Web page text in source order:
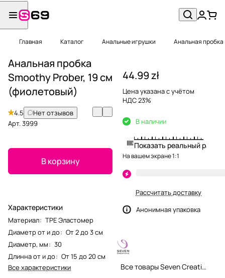
Главная Каталог Анальные игрушки Анальная пробка
Анальная пробка
Smoothy Prober, 19 см
(фиолетовый)
4.5
Нет отзывов
Арт.3999
В корзину
Характеристики
Материал: TPE Эластомер
Диаметр от и до: От 2 до 3 см
Диаметр, мм: 30
Длинна от и до: От 15 до 20 см
Все характеристики
44.99 zł
Цена указана с учётом
НДС 23%
В наличии
Показать реальный
На вашем экране 1:1
Рассчитать доставку
Анонимная упаковка
Все товары Seven Creations